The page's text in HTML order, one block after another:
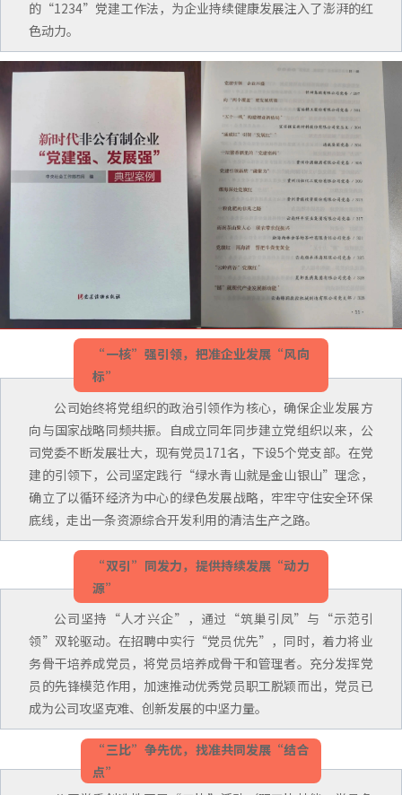
的“1234” 党建工作法，为企业持续健康发展注入了澎湃的红
色动力。
“一核”强引领，把准企业发展“风向
标”
公司始终将党组织的政治引领作为核心，确保企业发展方
向与国家战略同频共振。自成立同年同步建立党组织以来，公
司党委不断发展壮大，现有党员171名，下设5个党支部。在党
建的引领下，公司坚定践行“绿水青山就是金山银山”理念，
确立了以循环经济为中心的绿色发展战略，牢牢守住安全环保
底线，走出一条资源综合开发利用的清洁生产之路。
“双引”同发力，提供持续发展“动力
源”
公司坚持“人才兴企”，通过“筑巢引凤”与“示范引
领”双轮驱动。在招聘中实行“党员优先”，同时，着力将业
务骨干培养成党员，将党员培养成骨干和管理者。充分发挥党
员的先锋模范作用，加速推动优秀党员职工脱颖而出，党员已
成为公司攻坚克难、创新发展的中坚力量。
“三比”争先优，找准共同发展“结合
点”